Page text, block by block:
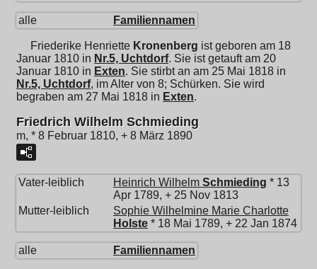
alle Familiennamen
Friederike Henriette Kronenberg ist geboren am 18
Januar 1810 in Nr.5, Uchtdorf. Sie ist getauft am 20
Januar 1810 in Exten. Sie stirbt an am 25 Mai 1818 in
Nr.5, Uchtdorf, im Alter von 8; Schürken. Sie wird
begraben am 27 Mai 1818 in Exten.
Friedrich Wilhelm Schmieding
m, * 8 Februar 1810, + 8 März 1890
Vater-leiblich Heinrich Wilhelm Schmieding * 13
Apr 1789, + 25 Nov 1813
Mutter-leiblich
Sophie Wilhelmine Marie Charlotte
Holste * 18 Mai 1789, + 22 Jan 1874
alle Familiennamen